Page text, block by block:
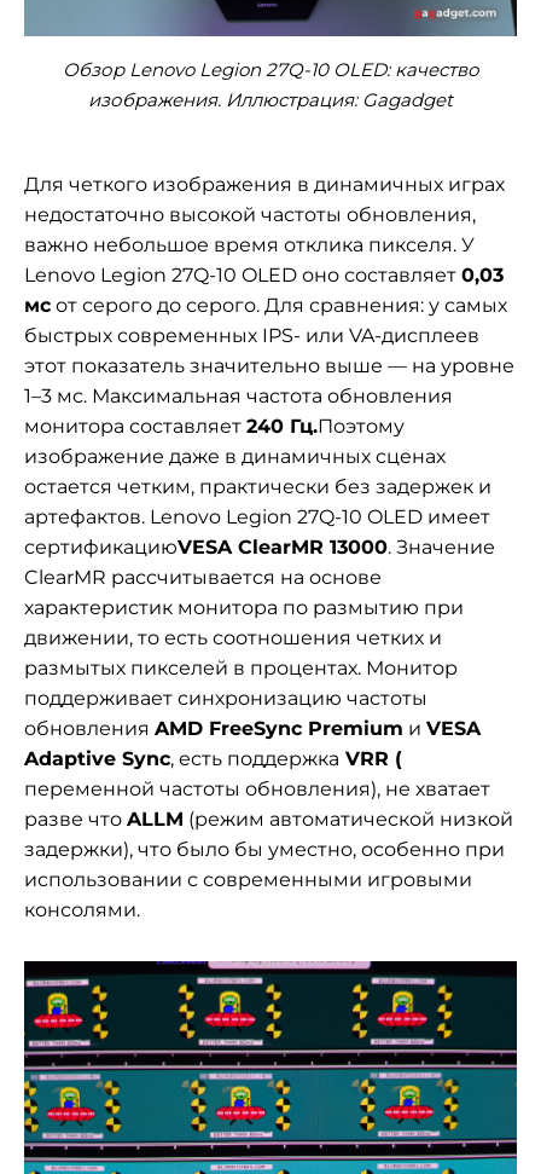
Обзор Lenovo Legion 27Q-10 OLED: качество
изображения. Иллюстрация: Gagadget
Для четкого изображения в динамичных играх
недостаточно высокой частоты обновления,
важно небольшое время отклика пикселя. У
Lenovo Legion 27Q-10 OLED оно составляет 0,03
мс от серого до серого. Для сравнения: у самых
быстрых современных IPS- или VA-дисплеев
этот показатель значительно выше — на уровне
1–3 мс. Максимальная частота обновления
монитора составляет 240 Гц.Поэтому
изображение даже в динамичных сценах
остается четким, практически без задержек и
артефактов. Lenovo Legion 27Q-10 OLED имеет
сертификациюVESA ClearMR 13000. Значение
ClearMR рассчитывается на основе
характеристик монитора по размытию при
движении, то есть соотношения четких и
размытых пикселей в процентах. Монитор
поддерживает синхронизацию частоты
обновления AMD FreeSync Premium и VESA
Adaptive Sync, есть поддержка VRR (
переменной частоты обновления), не хватает
разве что ALLM (режим автоматической низкой
задержки), что было бы уместно, особенно при
использовании с современными игровыми
консолями.